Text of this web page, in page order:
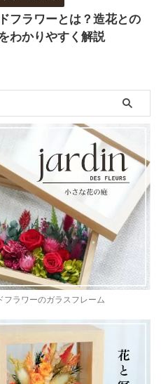
フラワーとは？造花との
わかりやすく解説
ラワーのガラスフレーム